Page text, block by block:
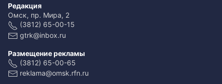
Редакция
Омск, пр. Мира, 2
(3812) 65-00-15
gtrk@inbox.ru
Размещение рекламы
(3812) 65-00-65
reklama@omsk.rfn.ru